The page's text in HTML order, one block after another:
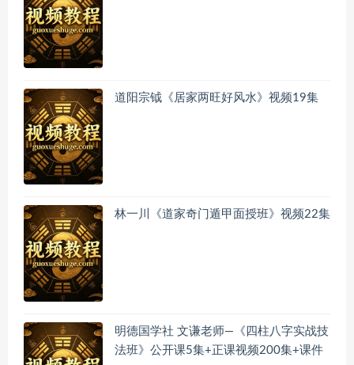
道阳宗钺《居家两旺好风水》视频19集
林一川《道家奇门遁甲面授班》视频22集
明德国学社 文谦老师—《四柱八字实战技
法班》公开课5集+正课视频200集+课件